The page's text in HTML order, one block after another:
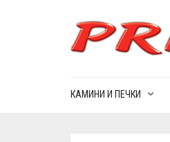
КАМИНИ И ПЕЧКИ